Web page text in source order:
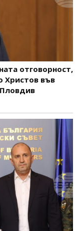
отговорност,
Христов във